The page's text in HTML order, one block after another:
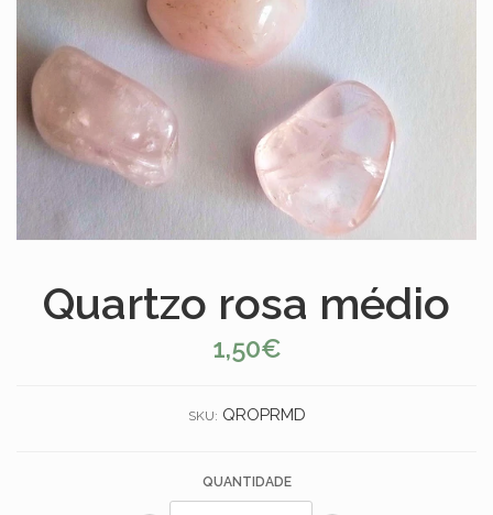
Quartzo rosa médio
1,50€
SKU: QROPRMD
QUANTIDADE